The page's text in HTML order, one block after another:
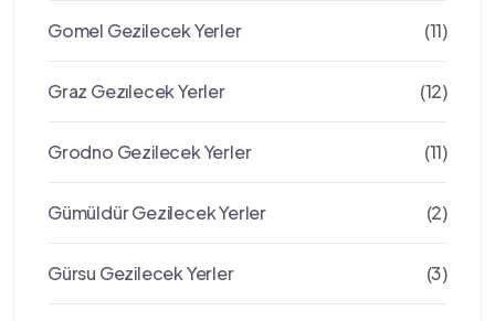
Gomel Gezilecek Yerler (11)
Graz Gezılecek Yerler (12)
Grodno Gezilecek Yerler (11)
Gümüldür Gezilecek Yerler (2)
Gürsu Gezilecek Yerler (3)